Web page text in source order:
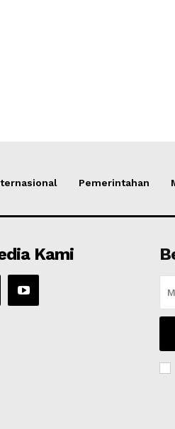
Pemerintahan
Kami